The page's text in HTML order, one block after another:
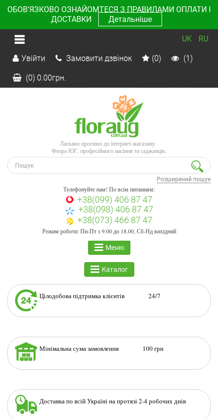
ОБОВ'ЯЗКОВО ОЗНАЙОМТЕСЯ З ПРАВИЛАМИ ОПЛАТИ І
ДОСТАВКИ
Детальніше
UK RU
Увійти Замовити дзвінок (0) (1)
(0) 0.00грн.
Ласкаво просимо до інтернет-магазину
Флора ЮГ, професійного насіння та саджанців.
Розширений пошук
Телефонуйте нам! По всім питанням:
+38(099) 406 87 47
+38(098) 406 87 47
+38(073) 466 87 47
Режим роботи: Пн-Пт з 9.00 до 18.00, Сб-Нд вихідний
Меню
Каталог
Цілодобова підтримка клієнтів 24/7
Мінімальна сума замовлення 100 грн
Доставка по всій Україні на протязі 2-4 робочих днів